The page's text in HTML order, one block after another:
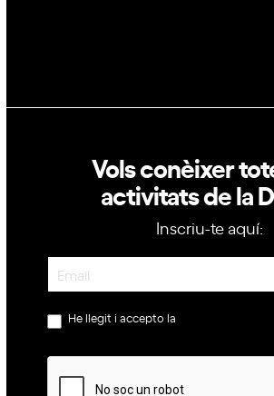
Vols conèixer
activitats de la
Inscriu-te aquí:
Newsletter
He llegit i accepto la